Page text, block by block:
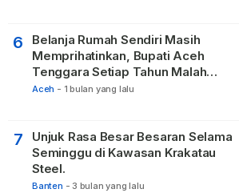
6
Belanja Rumah Sendiri Masih
Memprihatinkan, Bupati Aceh
Tenggara Setiap Tahun Malah
Membangun Pasilitas Rumah
Aceh - 1 bulan yang lalu
7
Unjuk Rasa Besar Besaran Selama
Seminggu di Kawasan Krakatau
Steel.
Banten - 3 bulan yang lalu